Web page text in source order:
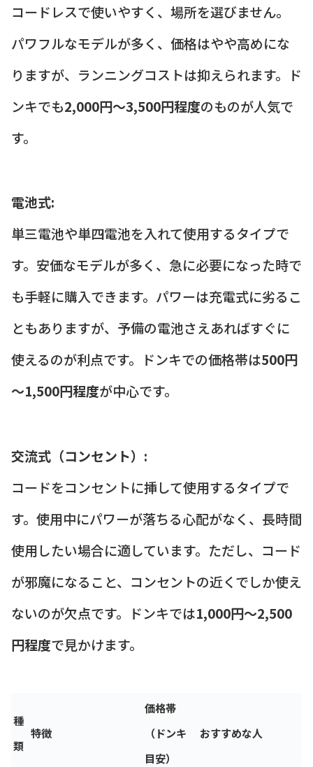
コードレスで使いやすく、場所を選びません。
パワフルなモデルが多く、価格はやや高めにな
りますが、ランニングコストは抑えられます。ド
ンキでも2,000円～3,500円程度のものが人気で
す。
電池式:
単三電池や単四電池を入れて使用するタイプで
す。安価なモデルが多く、急に必要になった時で
も手軽に購入できます。パワーは充電式に劣るこ
ともありますが、予備の電池さえあればすぐに
使えるのが利点です。ドンキでの価格帯は500円
～1,500円程度が中心です。
交流式（コンセント）:
コードをコンセントに挿して使用するタイプで
す。使用中にパワーが落ちる心配がなく、長時間
使用したい場合に適しています。ただし、コード
が邪魔になること、コンセントの近くでしか使え
ないのが欠点です。ドンキでは1,000円～2,500
円程度で見かけます。
種
類
特徴
価格帯
（ドンキ
目安）
おすすめな人